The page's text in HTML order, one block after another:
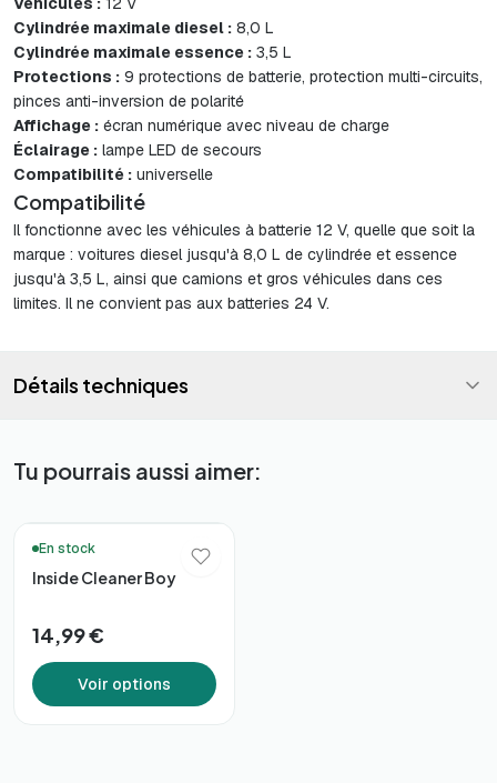
Cylindrée maximale diesel : 8,0 L
Cylindrée maximale essence : 3,5 L
Protections : 9 protections de batterie, protection multi-circuits,
pinces anti-inversion de polarité
Affichage : écran numérique avec niveau de charge
Éclairage : lampe LED de secours
Compatibilité : universelle
Compatibilité
Il fonctionne avec les véhicules à batterie 12 V, quelle que soit la
marque : voitures diesel jusqu'à 8,0 L de cylindrée et essence
jusqu'à 3,5 L, ainsi que camions et gros véhicules dans ces
limites. Il ne convient pas aux batteries 24 V.
Détails techniques
Tu pourrais aussi aimer:
En stock
Inside Cleaner Boy
14,99 €
Voir options